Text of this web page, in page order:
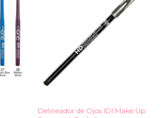
Delineador de Ojos IDI Make Up